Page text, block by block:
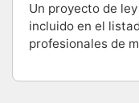
Un proyecto de
incluido en el
profesionales de